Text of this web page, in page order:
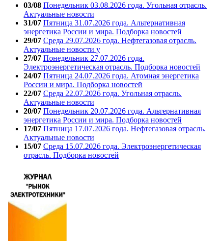
03/08 Понедельник 03.08.2026 года. Угольная отрасль.
Актуальные новости
31/07 Пятница 31.07.2026 года. Альтернативная
энергетика России и мира. Подборка новостей
29/07 Среда 29.07.2026 года. Нефтегазовая отрасль.
Актуальные новости у
27/07 Понедельник 27.07.2026 года.
Электроэнергетическая отрасль. Подборка новостей
24/07 Пятница 24.07.2026 года. Атомная энергетика
России и мира. Подборка новостей
22/07 Среда 22.07.2026 года. Угольная отрасль.
Актуальные новости
20/07 Понедельник 20.07.2026 года. Альтернативная
энергетика России и мира. Подборка новостей
17/07 Пятница 17.07.2026 года. Нефтегазовая отрасль.
Актуальные новости
15/07 Среда 15.07.2026 года. Электроэнергетическая
отрасль. Подборка новостей